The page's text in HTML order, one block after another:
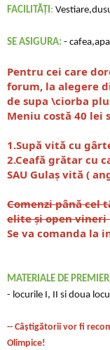
FACILITĂȚI :
SE ASIGURA: -
Pentru cei care
forum, la alegere
de supa \ciorba
Meniu costă 40 lei
1.Supă vită cu
2.Ceafă grătar cu
SAU Gulaș vită (
Comenzi până cel
elite și open vineri
Se va comanda la
MATERIALE DE
- locurile I, II si doua
-- Câștigătorii vor fi
Olimpice!